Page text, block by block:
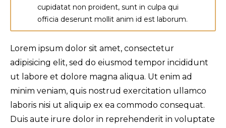
cupidatat non proident, sunt in culpa qui
officia deserunt mollit anim id est laborum.
Lorem ipsum dolor sit amet, consectetur
adipisicing elit, sed do eiusmod tempor incididunt
ut labore et dolore magna aliqua. Ut enim ad
minim veniam, quis nostrud exercitation ullamco
laboris nisi ut aliquip ex ea commodo consequat.
Duis aute irure dolor in reprehenderit in voluptate